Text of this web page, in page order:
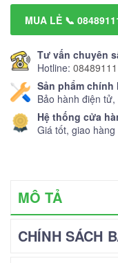
MUA LẺ 📞
Tư vấn chuyên
Hotline:
Sản phẩm chính
Bảo hành điện
Hệ thống cửa
Giá tốt, giao
MÔ TẢ
CHÍNH SÁCH